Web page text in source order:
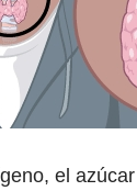
el